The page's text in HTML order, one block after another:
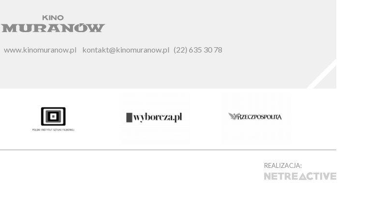
www.kinomuranow.pl kontakt@kinomuranow.pl (22) 635 30 78
REALIZACJA: